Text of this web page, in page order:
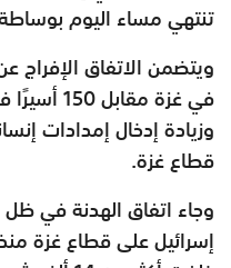
تنتهي مساء اليوم
في غزة
وزيادة إدخال إمدادات
قطاع غزة.
وجاء اتفاق الهدنة في
إسرائيل على قطاع غزة